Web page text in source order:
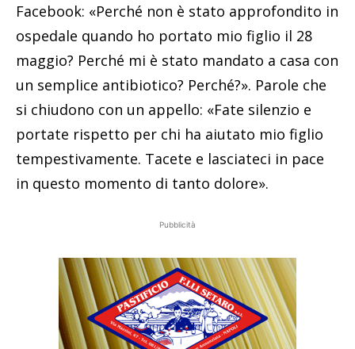
Facebook: «Perché non è stato approfondito in
ospedale quando ho portato mio figlio il 28
maggio? Perché mi è stato mandato a casa con
un semplice antibiotico? Perché?». Parole che
si chiudono con un appello: «Fate silenzio e
portate rispetto per chi ha aiutato mio figlio
tempestivamente. Tacete e lasciateci in pace
in questo momento di tanto dolore».
Pubblicità